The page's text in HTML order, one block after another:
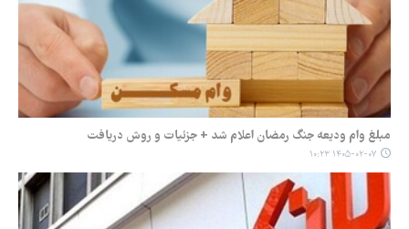
مبلغ وام ودیعه جنگ رمضان اعلام شد + جزئیات و روش دریافت
۱۴۰۵-۰۲-۰۷ ۱۰:۲۳